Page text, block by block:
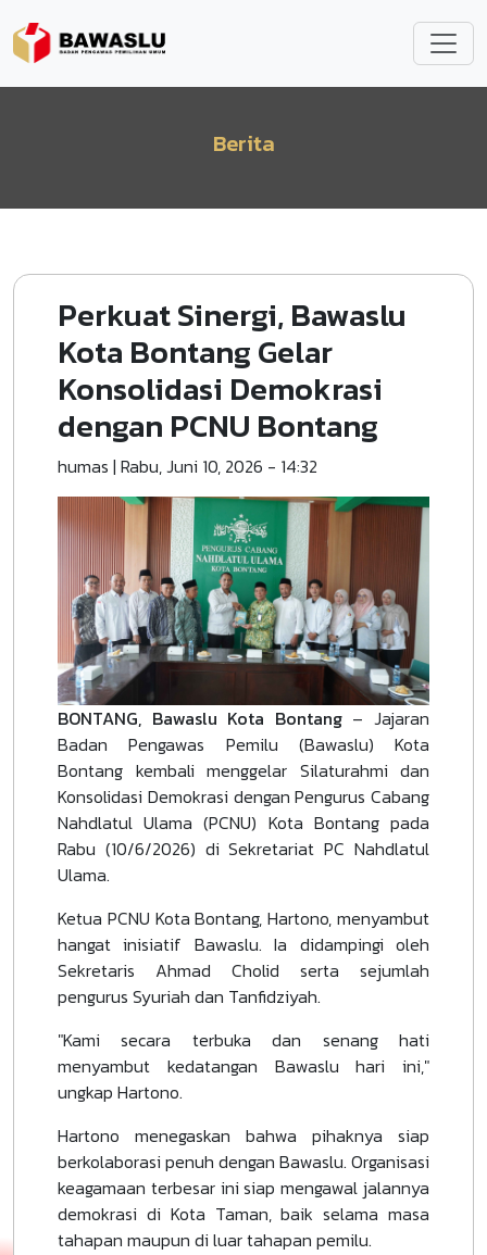
Berita
Perkuat Sinergi, Bawaslu
Kota Bontang Gelar
Konsolidasi Demokrasi
dengan PCNU Bontang
humas | Rabu, Juni 10, 2026 - 14:32
BONTANG, Bawaslu Kota Bontang– Jajaran
Badan Pengawas Pemilu (Bawaslu) Kota
Bontang kembali menggelar Silaturahmi dan
Konsolidasi Demokrasi dengan Pengurus Cabang
Nahdlatul Ulama (PCNU) Kota Bontang pada
Rabu (10/6/2026) di Sekretariat PC Nahdlatul
Ulama.
Ketua PCNU Kota Bontang, Hartono, menyambut
hangat inisiatif Bawaslu. Ia didampingi oleh
Sekretaris Ahmad Cholid serta sejumlah
pengurus Syuriah dan Tanfidziyah.
"Kami secara terbuka dan senang hati
menyambut kedatangan Bawaslu hari ini,"
ungkap Hartono.
Hartono menegaskan bahwa pihaknya siap
berkolaborasi penuh dengan Bawaslu. Organisasi
keagamaan terbesar ini siap mengawal jalannya
demokrasi di Kota Taman, baik selama masa
tahapan maupun di luar tahapan pemilu.